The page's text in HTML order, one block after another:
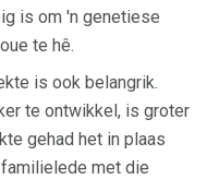
is om 'n genetiese
te hê.
is ook belangrik.
te ontwikkel, is groter
gehad het in plaas
met die